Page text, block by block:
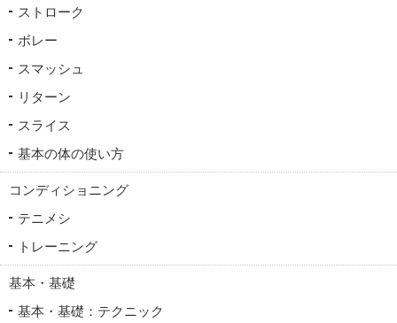
ストローク
ボレー
スマッシュ
リターン
スライス
基本の体の使い方
コンディショニング
テニメシ
トレーニング
基本・基礎
基本・基礎：テクニック